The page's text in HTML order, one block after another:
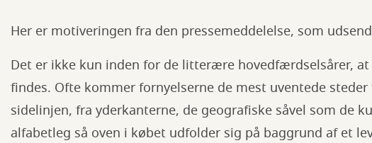
Her er motiveringen fra den pressemeddelelse, som
Det er ikke kun inden for de litterære hovedfærdselsårer,
findes. Ofte kommer fornyelserne de mest uventede
sidelinjen, fra yderkanterne, de geografiske såvel som de
alfabetleg så oven i købet udfolder sig på baggrund af et